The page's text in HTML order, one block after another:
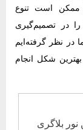
ممکن است تنوع
در تصمیم‌گیری
در نظر گرفته‌ایم
بهترین شکل انجام
بلاگری